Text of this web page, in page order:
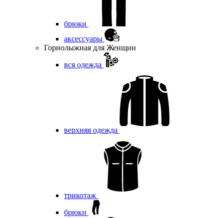
брюки
аксессуары
Горнолыжная для Женщин
вся одежда
верхняя одежда
трикотаж
брюки